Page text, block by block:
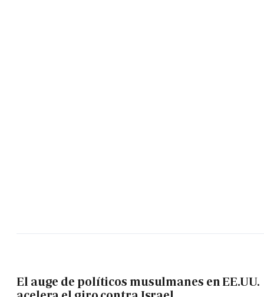
El auge de políticos musulmanes en EE.UU.